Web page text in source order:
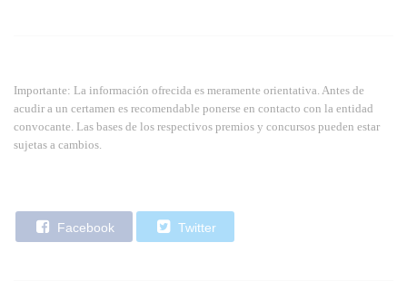
Importante: La información ofrecida es meramente orientativa. Antes de
acudir a un certamen es recomendable ponerse en contacto con la entidad
convocante. Las bases de los respectivos premios y concursos pueden estar
sujetas a cambios.
Facebook Twitter